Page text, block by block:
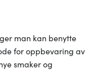
man kan benytte
for oppbevaring av
smaker og